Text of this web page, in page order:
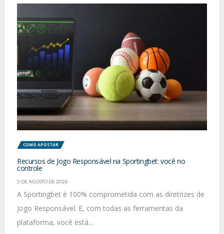
COMO APOSTAR
Recursos de Jogo Responsável na Sportingbet: você no
controle
5 DE AGOSTO DE 2026
A Sportingbet é 100% comprometida com as diretrizes de
Jogo Responsável. E, com todas as ferramentas da
plataforma, você está...